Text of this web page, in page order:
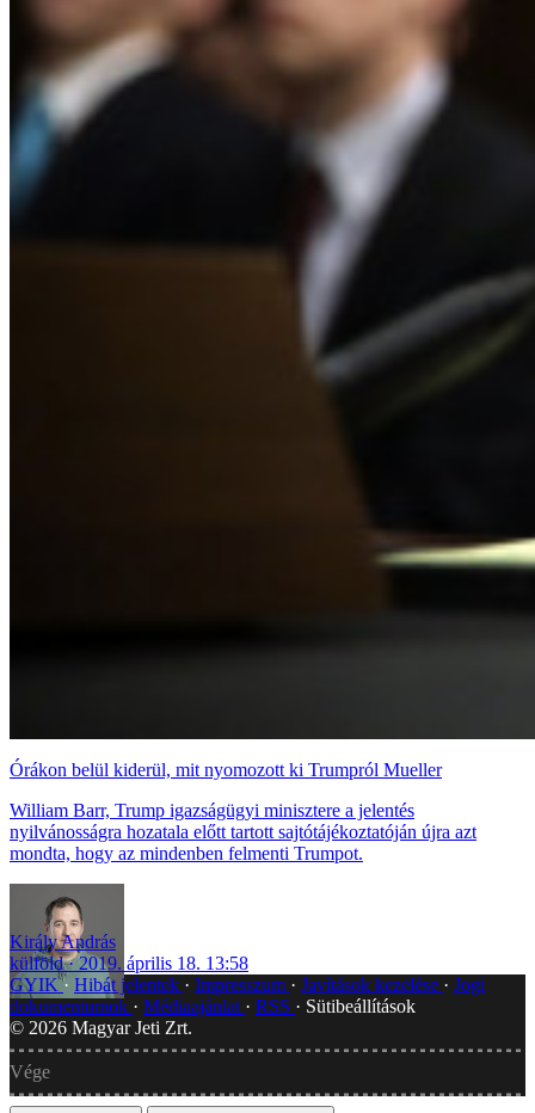
Órákon belül kiderül, mit nyomozott ki Trumpról Mueller
William Barr, Trump igazságügyi minisztere a jelentés
nyilvánosságra hozatala előtt tartott sajtótájékoztatóján újra azt
mondta, hogy az mindenben felmenti Trumpot.
Király András
külföld
2019. április 18. 13:58
GYIK Hibát jelentek Impresszum Javítások kezelése
Jogi
dokumentumok
Médiaajánlat RSS
Sütibeállítások
© 2026 Magyar Jeti Zrt.
Vége